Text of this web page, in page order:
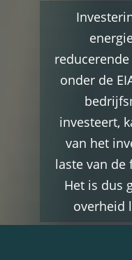
onder de
investeert,
van het
laste van de
Het is dus
overheid